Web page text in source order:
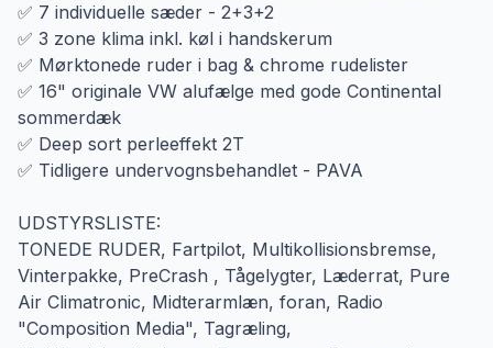
✅ 7 individuelle sæder - 2+3+2
✅ 3 zone klima inkl. køl i handskerum
✅ Mørktonede ruder i bag & chrome rudelister
✅ 16" originale VW alufælge med gode Continental
sommerdæk
✅ Deep sort perleeffekt 2T
✅ Tidligere undervognsbehandlet - PAVA
UDSTYRSLISTE:
TONEDE RUDER, Fartpilot, Multikollisionsbremse,
Vinterpakke, PreCrash , Tågelygter, Læderrat, Pure
Air Climatronic, Midterarmlæn, foran, Radio
"Composition Media", Tagræling,